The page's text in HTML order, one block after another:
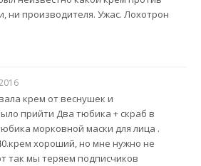
ни производителя. Ужас. Лохотрон
крем от веснушек и
прийти Два тюбика + скраб в
морковной маски для лица .
хороший, но мне нужно не
так мы теряем подписчиков